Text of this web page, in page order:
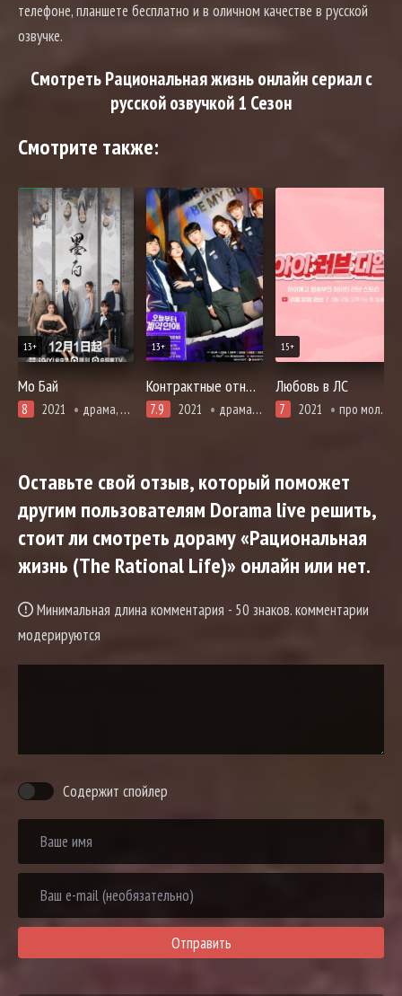
телефоне, планшете бесплатно и в оличном качестве в русской
озвучке.
Смотреть Рациональная жизнь онлайн сериал с
русской озвучкой 1 Сезон
Смотрите также:
13+
Мо Бай
8 2021 драма, комедия, про молодость и любовь, романтика, про школу и школьников
13+
Контрактные отношения начинаются сегодня
7.9 2021 драма, комедия, мелодрама, про молодость и любовь, романтика, про школу и школьников
15+
Любовь в ЛС
7 2021 про молодость и любовь, романтика, про школу и школьников
Оставьте свой отзыв, который поможет
другим пользователям Dorama live решить,
стоит ли смотреть дораму «Рациональная
жизнь (The Rational Life)» онлайн или нет.
Минимальная длина комментария - 50 знаков. комментарии
модерируются
Содержит спойлер
Отправить